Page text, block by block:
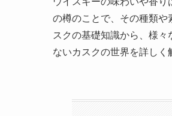
の樽のことで、その種類や
スクの基礎知識から、様
ないカスクの世界を詳しく